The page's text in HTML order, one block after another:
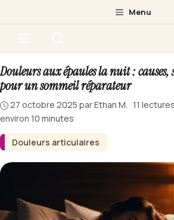
au
Menu
Douleurs articulaires
Douleurs aux épaules la nuit : causes,
pour un sommeil réparateur
27 octobre 2025 parEthan M. · 11 lectures
environ 10 minutes